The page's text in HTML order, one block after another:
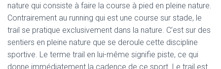
A
V
nature qui consiste à faire la course à pied en pleine nature.
Contrairement au running qui est une course sur stade, le
trail se pratique exclusivement dans la nature. C’est sur des
sentiers en pleine nature que se deroule cette discipline
sportive. Le terme trail en lui-même signifie piste, ce qui
donne immédiatement la cadence de ce sport. Le trail est